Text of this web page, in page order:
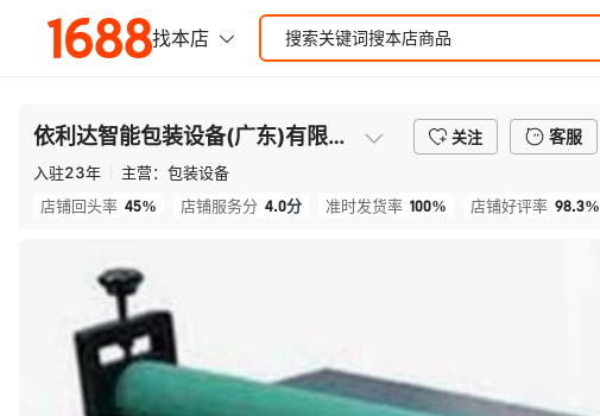
依利达智能包装设备(广东)有限公司 关注 客服
入驻23年 主营： 包装设备
店铺回头率 45% 店铺服务分 4.0分 准时发货率 100% 店铺好评率 98.3%